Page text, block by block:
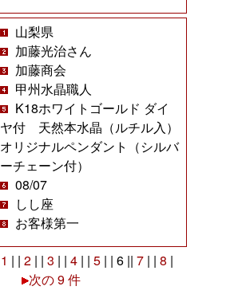
山梨県
加藤光治さん
加藤商会
甲州水晶職人
K18ホワイトゴールド ダイ
ヤ付 天然本水晶（ルチル入）
オリジナルペンダント（シルバ
ーチェーン付）
08/07
しし座
お客様第一
1 | | 2 | | 3 | | 4 | | 5 | | 6 || 7 | | 8 |
次の 9 件